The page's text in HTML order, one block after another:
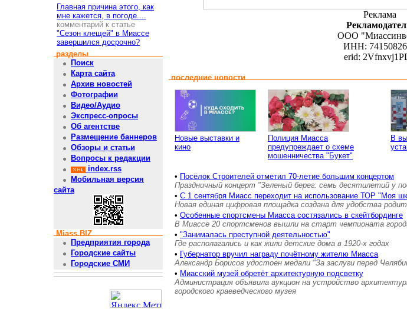
Главная причина этого, как
мне кажется, в погоде....
комментарий к статье
"Сезон клещей" в Миассе
завершился досрочно?
разделы
Поиск
Карта сайта
Архив новостей
Фотографии
Видео/Аудио
Экспресс-опросы
Об агентстве
Размещение баннеров
Обзоры и статьи
Вопросы к редакции
index.rss
Мобильная версия
сайта
Miass.BIZ
Предприятия города
Городские сайты
Городские СМИ
Реклама
ООО
ИНН:
erid:
последние новости
Новые выставки и
кино
Полиция Миасса
предупреждает о схеме
мошенничества "Букет"
В
• Посёлок Строителей отметил 70-летие большим концертом
Праздничный концерт "Зеленый берег: семь десятилетий у
• С 1 сентября Миасс переходит на использование ТОР "Моя
Новая единая цифровая площадка создана для удобства
• Особенные спортсмены Миасса состязались в скейтбординге
В Миассе 20 спортсменов вышли на старт чемпионата
• "Занималась преступной деятельностью"
Где располагались и как жили детские дома в 1920-х годах
• Губернатор вручил награду почётному жителю Миасса
Александр Борисов удостоен медали "За заслуги перед
• Миасский музей обретёт архитектурную подсветку
Администрация объявила аукцион на устройство
городского краеведческого музея